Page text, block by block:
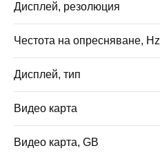
Дисплей, резолюция
Честота на опресняване, Hz
Дисплей, тип
Видео карта
Видео карта, GB